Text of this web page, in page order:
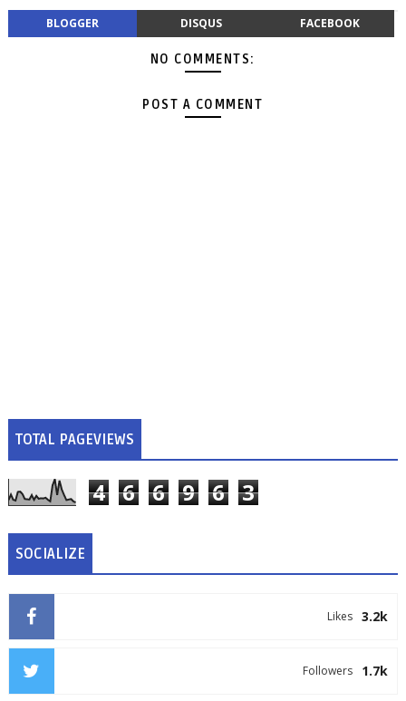
BLOGGER DISQUS FACEBOOK
NO COMMENTS:
POST A COMMENT
TOTAL PAGEVIEWS
4 6 6 9 6 3
SOCIALIZE
3.2k
Likes
1.7k
Followers